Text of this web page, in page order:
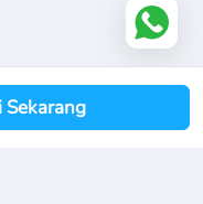
Sekarang